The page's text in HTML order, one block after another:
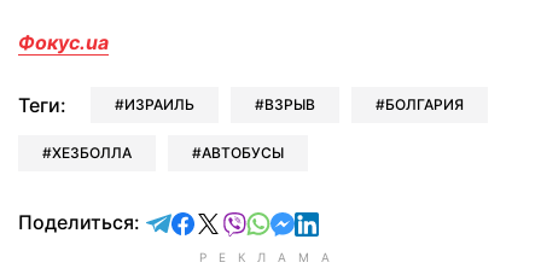
Фокус.ua
Теги: ИЗРАИЛЬ ВЗРЫВ БОЛГАРИЯ
ХЕЗБОЛЛА АВТОБУСЫ
Поделиться: отправить в Telegram
поделиться в Facebook
поделиться в X
отправить в Viber
отправить в Whatsapp
отправить в Messenger
отправить в LinkedIn